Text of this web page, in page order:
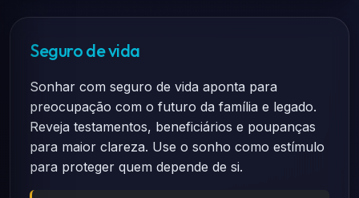
Seguro de vida
Sonhar com seguro de vida aponta para
preocupação com o futuro da família e legado.
Reveja testamentos, beneficiários e poupanças
para maior clareza. Use o sonho como estímulo
para proteger quem depende de si.